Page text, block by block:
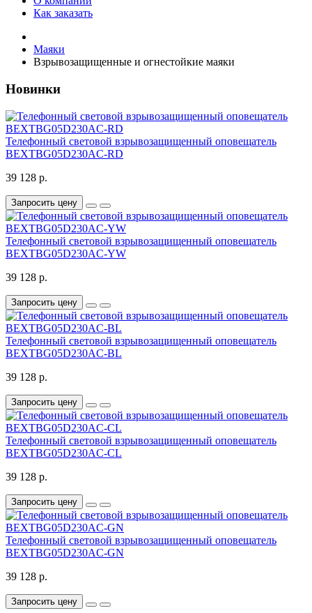
Как заказать
Маяки
Взрывозащищенные и огнестойкие маяки
Новинки
Телефонный световой взрывозащищенный оповещатель
BEXTBG05D230AC-RD
39 128 р.
Запросить цену
Телефонный световой взрывозащищенный оповещатель
BEXTBG05D230AC-YW
39 128 р.
Запросить цену
Телефонный световой взрывозащищенный оповещатель
BEXTBG05D230AC-BL
39 128 р.
Запросить цену
Телефонный световой взрывозащищенный оповещатель
BEXTBG05D230AC-CL
39 128 р.
Запросить цену
Телефонный световой взрывозащищенный оповещатель
BEXTBG05D230AC-GN
39 128 р.
Запросить цену